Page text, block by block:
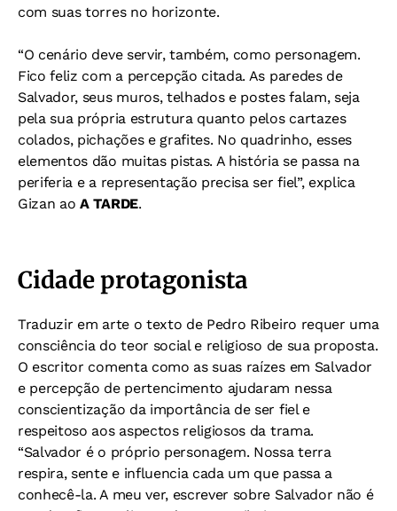
com suas torres no horizonte.
“O cenário deve servir, também, como personagem.
Fico feliz com a percepção citada. As paredes de
Salvador, seus muros, telhados e postes falam, seja
pela sua própria estrutura quanto pelos cartazes
colados, pichações e grafites. No quadrinho, esses
elementos dão muitas pistas. A história se passa na
periferia e a representação precisa ser fiel”, explica
Gizan aoA TARDE.
Cidade protagonista
Traduzir em arte o texto de Pedro Ribeiro requer uma
consciência do teor social e religioso de sua proposta.
O escritor comenta como as suas raízes em Salvador
e percepção de pertencimento ajudaram nessa
conscientização da importância de ser fiel e
respeitoso aos aspectos religiosos da trama.
“Salvador é o próprio personagem. Nossa terra
respira, sente e influencia cada um que passa a
conhecê-la. A meu ver, escrever sobre Salvador não é